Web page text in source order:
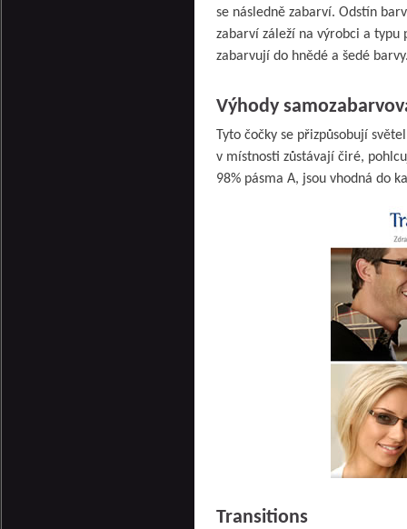
se následně zabarví. Odstín
zabarví záleží na výrobci a
zabarvují do hnědé a šedé
Výhody
Tyto čočky se přizpůsobují
v místnosti zůstávají čiré,
98% pásma A, jsou vhodná do
Transitions